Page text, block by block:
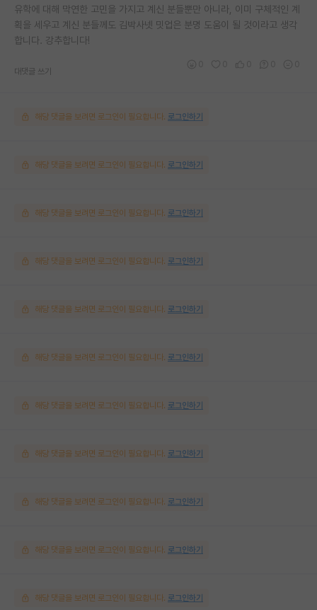
유학에 대해 막연한 고민을 가지고 계신 분들뿐만 아니라, 이미 구체적인 계
획을 세우고 계신 분들께도 김박사넷 밋업은 분명 도움이 될 것이라고 생각
합니다. 강추합니다!
대댓글 쓰기
해당 댓글을 보려면 로그인이 필요합니다. 로그인하기
해당 댓글을 보려면 로그인이 필요합니다. 로그인하기
해당 댓글을 보려면 로그인이 필요합니다. 로그인하기
해당 댓글을 보려면 로그인이 필요합니다. 로그인하기
해당 댓글을 보려면 로그인이 필요합니다. 로그인하기
해당 댓글을 보려면 로그인이 필요합니다. 로그인하기
해당 댓글을 보려면 로그인이 필요합니다. 로그인하기
해당 댓글을 보려면 로그인이 필요합니다. 로그인하기
해당 댓글을 보려면 로그인이 필요합니다. 로그인하기
해당 댓글을 보려면 로그인이 필요합니다. 로그인하기
해당 댓글을 보려면 로그인이 필요합니다. 로그인하기